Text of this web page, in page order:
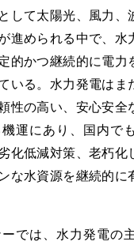
して太陽光、風力、
進められる中で、水
的かつ継続的に電力
いる。水力発電はま
性の高い、安心安全
運にあり、国内で
化低減対策、老朽化
な水資源を継続的に
では、水力発電の